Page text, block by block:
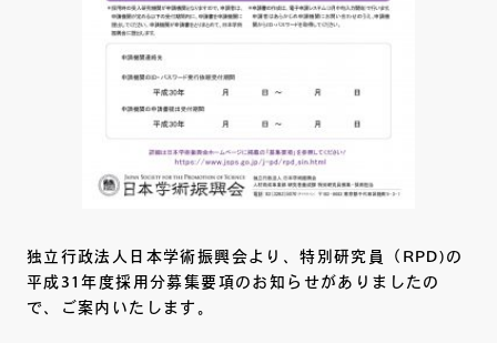
独立行政法人日本学術振興会より、特別研究員（RPD)の
平成31年度採用分募集要項のお知らせがありましたの
で、ご案内いたします。